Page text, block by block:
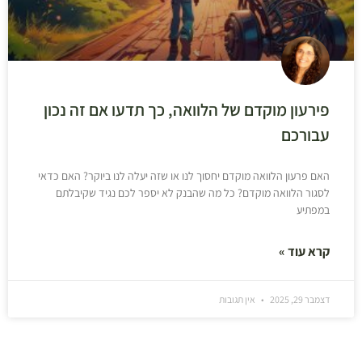
פירעון מוקדם של הלוואה, כך תדעו אם זה נכון
עבורכם
האם פרעון הלוואה מוקדם יחסוך לנו או שזה יעלה לנו ביוקר? האם כדאי
לסגור הלוואה מוקדם? כל מה שהבנק לא יספר לכם נגיד שקיבלתם
במפתיע
קרא עוד »
דצמבר 29, 2025 אין תגובות